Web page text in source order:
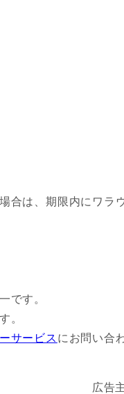
合は、期限内にワラ
です。
。
サービス にお問い合
広告